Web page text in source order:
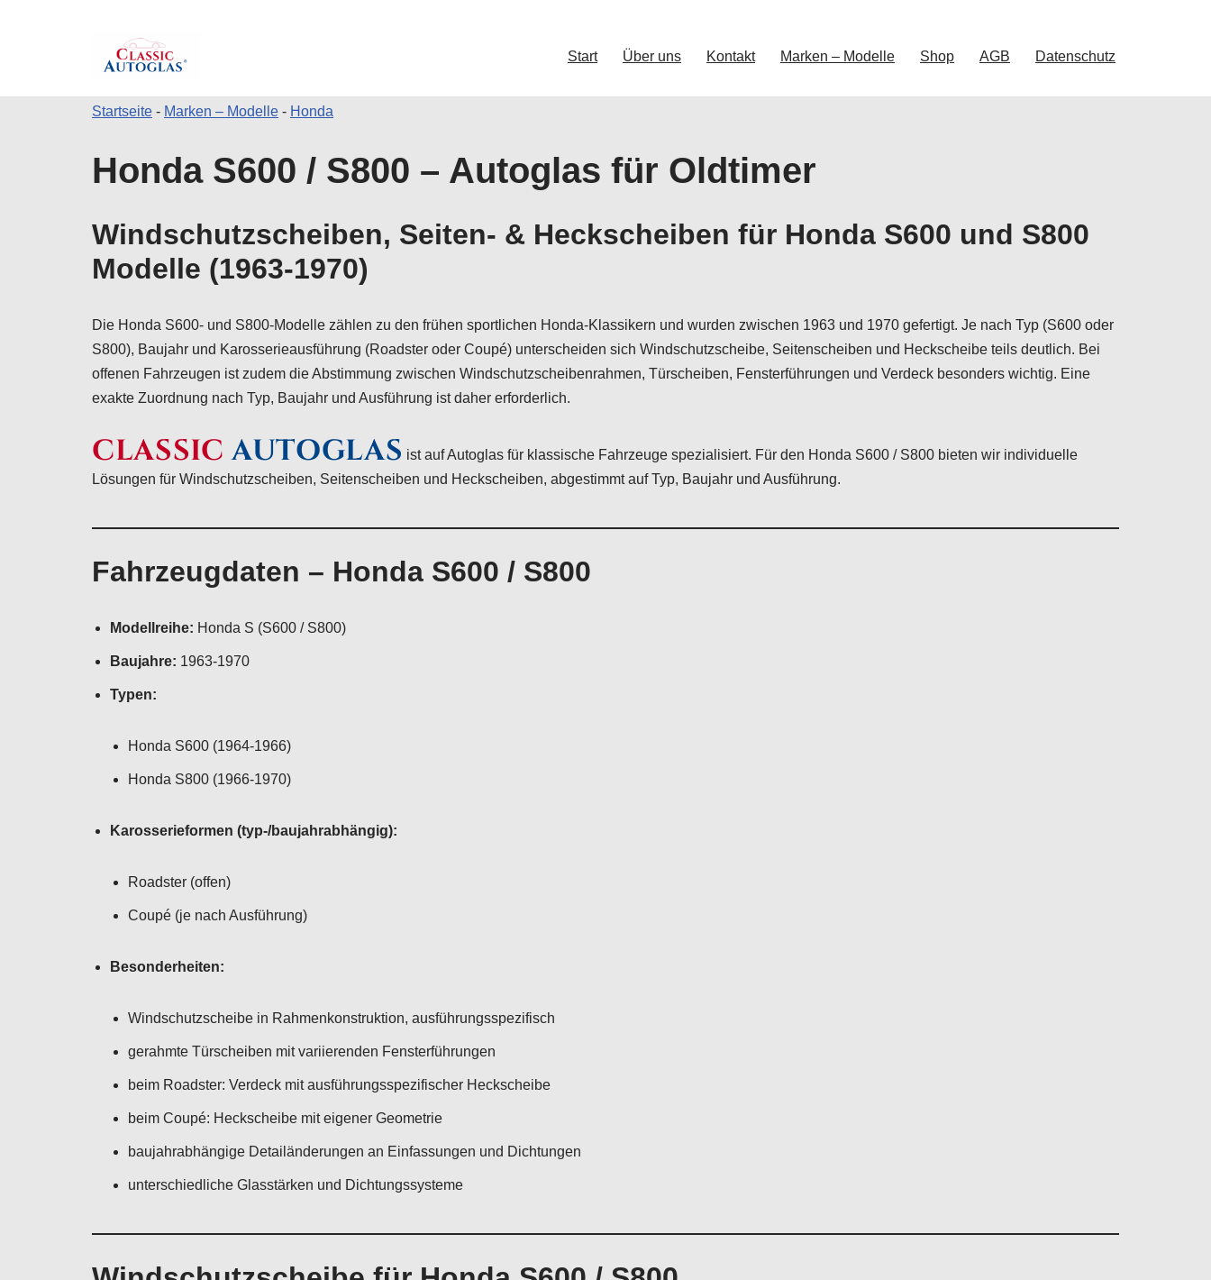
Start Über uns Kontakt Marken – Modelle Shop AGB Datenschutz
Startseite - Marken – Modelle - Honda
Honda S600 / S800 – Autoglas für Oldtimer
Windschutzscheiben, Seiten- & Heckscheiben für Honda S600 und S800
Modelle (1963-1970)
Die Honda S600- und S800-Modelle zählen zu den frühen sportlichen Honda-Klassikern und wurden zwischen 1963 und 1970 gefertigt. Je nach Typ (S600 oder
S800), Baujahr und Karosserieausführung (Roadster oder Coupé) unterscheiden sich Windschutzscheibe, Seitenscheiben und Heckscheibe teils deutlich. Bei
offenen Fahrzeugen ist zudem die Abstimmung zwischen Windschutzscheibenrahmen, Türscheiben, Fensterführungen und Verdeck besonders wichtig. Eine
exakte Zuordnung nach Typ, Baujahr und Ausführung ist daher erforderlich.
CLASSIC AUTOGLAS ist auf Autoglas für klassische Fahrzeuge spezialisiert. Für den Honda S600 / S800 bieten wir individuelle
Lösungen für Windschutzscheiben, Seitenscheiben und Heckscheiben, abgestimmt auf Typ, Baujahr und Ausführung.
Fahrzeugdaten – Honda S600 / S800
Modellreihe: Honda S (S600 / S800)
Baujahre: 1963-1970
Typen:
Honda S600 (1964-1966)
Honda S800 (1966-1970)
Karosserieformen (typ-/baujahrabhängig):
Roadster (offen)
Coupé (je nach Ausführung)
Besonderheiten:
Windschutzscheibe in Rahmenkonstruktion, ausführungsspezifisch
gerahmte Türscheiben mit variierenden Fensterführungen
beim Roadster: Verdeck mit ausführungsspezifischer Heckscheibe
beim Coupé: Heckscheibe mit eigener Geometrie
baujahrabhängige Detailänderungen an Einfassungen und Dichtungen
unterschiedliche Glasstärken und Dichtungssysteme